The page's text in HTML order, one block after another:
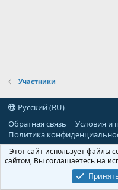
Участники
Русский (RU)
Обратная связь
Условия и
Политика
Этот сайт использует файлы
сайтом, Вы соглашаетесь на